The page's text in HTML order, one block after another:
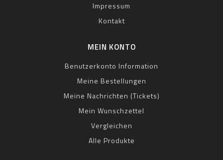
Impressum
Kontakt
MEIN KONTO
Benutzerkonto Information
Meine Bestellungen
Meine Nachrichten (Tickets)
Mein Wunschzettel
Vergleichen
Alle Produkte